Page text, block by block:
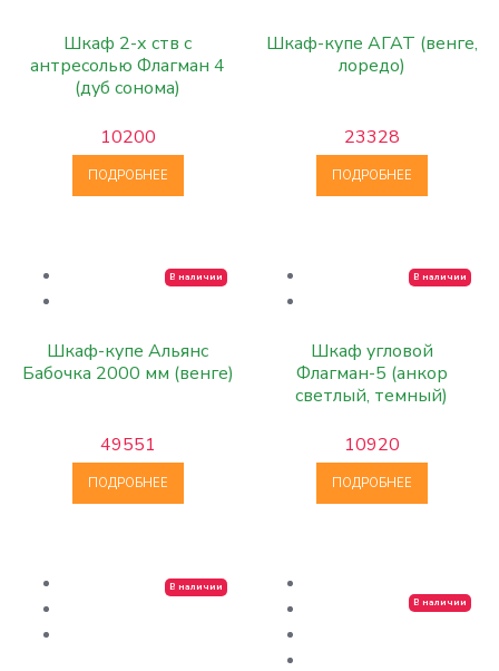
Шкаф 2-х ств с
антресолью Флагман 4
(дуб сонома)
10200
ПОДРОБНЕЕ
Шкаф-купе АГАТ (венге,
лоредо)
23328
ПОДРОБНЕЕ
В наличии
Шкаф-купе Альянс
Бабочка 2000 мм (венге)
49551
ПОДРОБНЕЕ
В наличии
Шкаф угловой
Флагман-5 (анкор
светлый, темный)
10920
ПОДРОБНЕЕ
В наличии
В наличии